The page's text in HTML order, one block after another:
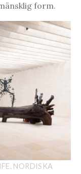
form.
NORDISKA